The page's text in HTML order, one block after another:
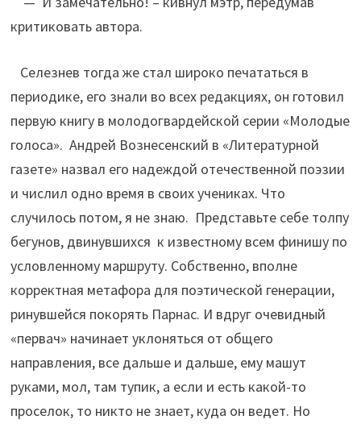
критиковать автора.
Селезнев тогда же стал широко печататься в
периодике, его знали во всех редакциях, он готовил
первую книгу в молодогвардейской серии «Молодые
голоса». Андрей Вознесенский в «Литературной
газете» назвал его надеждой отечественной поэзии
и числил одно время в своих учениках. Что
случилось потом, я не знаю. Представьте себе толпу
бегунов, двинувшихся к известному всем финишу по
условленному маршруту. Собственно, вполне
корректная метафора для поэтической генерации,
ринувшейся покорять Парнас. И вдруг очевидный
«первач» начинает уклоняться от общего
направления, все дальше и дальше, ему машут
руками, мол, там тупик, а если и есть какой-то
проселок, то никто не знает, куда он ведет. Но